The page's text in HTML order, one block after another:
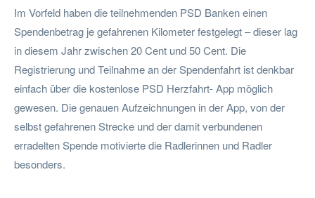
Im Vorfeld haben die teilnehmenden PSD Banken einen
Spendenbetrag je gefahrenen Kilometer festgelegt – dieser lag
in diesem Jahr zwischen 20 Cent und 50 Cent. Die
Registrierung und Teilnahme an der Spendenfahrt ist denkbar
einfach über die kostenlose PSD Herzfahrt- App möglich
gewesen. Die genauen Aufzeichnungen in der App, von der
selbst gefahrenen Strecke und der damit verbundenen
erradelten Spende motivierte die Radlerinnen und Radler
besonders.